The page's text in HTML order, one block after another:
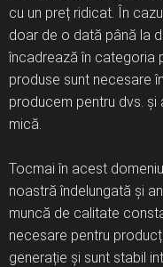
cu un preț ridicat. În
doar de o dată până la
încadrează în categoria
produse sunt necesare
producem pentru dvs.
mică.
Tocmai în acest
noastră îndelungată și
muncă de calitate
necesare pentru
generație și sunt stabil